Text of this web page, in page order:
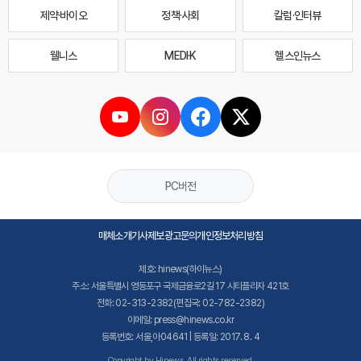
제약·바이오 정책·사회 칼럼·인터뷰
웰니스 MEDI·K 헬스인뉴스
PC버전
매체소개기사제보광고문의개인정보처리방침
제호: hinews(하이뉴스)
주소: 서울특별시 영등포구 국제금융로2길 17 시티플라자 421호
전화: 02-313-2382(편집국: 02-782-2382)
이메일: press@hinews.co.kr
등록번호: 서울,아04641 | 등록일: 2017. 8. 4